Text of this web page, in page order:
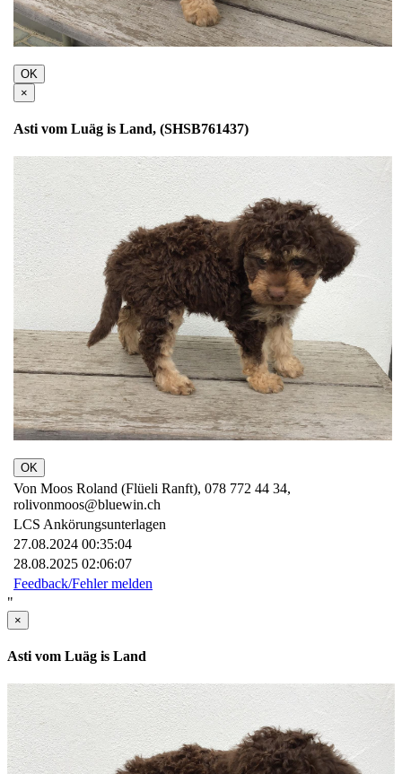
OK
×
Asti vom Luäg is Land, (SHSB761437)
OK
Von Moos Roland (Flüeli Ranft), 078 772 44 34,
rolivonmoos@bluewin.ch
LCS Ankörungsunterlagen
27.08.2024 00:35:04
28.08.2025 02:06:07
Feedback/Fehler melden
"
×
Asti vom Luäg is Land